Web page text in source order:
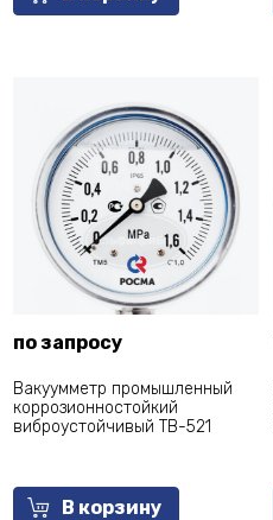
по запросу
Вакуумметр промышленный
коррозионностойкий
виброустойчивый ТВ-521
В корзину